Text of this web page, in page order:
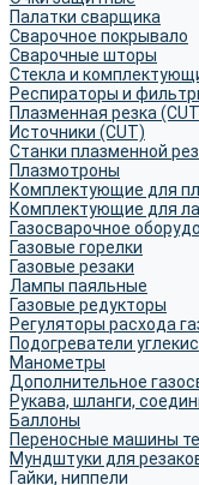
Палатки сварщика
Сварочное покрывало
Сварочные шторы
Стекла и
Респираторы и
Плазменная резка
Источники (CUT)
Станки плазменной
Плазмотроны
Комплектующие для
Комплектующие для
Газосварочное
Газовые горелки
Газовые резаки
Лампы паяльные
Газовые редукторы
Регуляторы расхода
Подогреватели
Манометры
Дополнительное
Рукава, шланги,
Баллоны
Переносные машины
Мундштуки для
Гайки, ниппели